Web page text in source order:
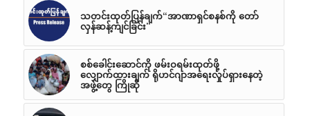
သတင်းထုတ်ပြန်ချက်“အာဏာရှင်စနစ်ကို တော်
လှန်ဆန့်ကျင်ခြင်း”
စစ်ခေါင်းဆောင်ကို ဖမ်းဝရမ်းထုတ်ဖို့
လျှောက်ထားချက် ရိုဟင်ဂျာအရေးလှုပ်ရှားနေတဲ့
အဖွဲ့တွေ ကြိုဆို